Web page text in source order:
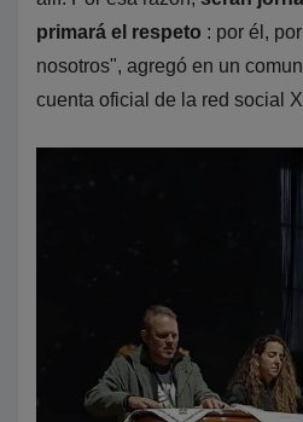
primará el respeto : por él,
nosotros", agregó en un
cuenta oficial de la red social